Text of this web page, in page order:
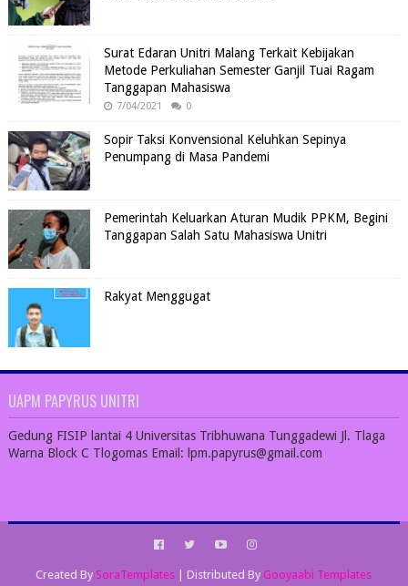
Surat Edaran Unitri Malang Terkait Kebijakan
Metode Perkuliahan Semester Ganjil Tuai Ragam
Tanggapan Mahasiswa
7/04/2021 0
Sopir Taksi Konvensional Keluhkan Sepinya
Penumpang di Masa Pandemi
Pemerintah Keluarkan Aturan Mudik PPKM, Begini
Tanggapan Salah Satu Mahasiswa Unitri
Rakyat Menggugat
UAPM PAPYRUS UNITRI
Gedung FISIP lantai 4 Universitas Tribhuwana Tunggadewi Jl. Tlaga
Warna Block C Tlogomas Email: lpm.papyrus@gmail.com
Created By SoraTemplates | Distributed By Gooyaabi Templates